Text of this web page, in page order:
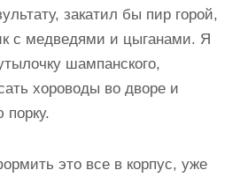
закатил бы пир горой,
с медведями и цыганами. Я
шампанского,
хороводы во дворе и
это все в корпус, уже